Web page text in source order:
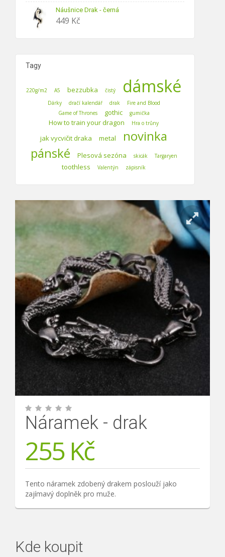
Náušnice Drak - černá
449 Kč
Tagy
220g/m2 A5 bezzubka čistý dámské
Dárky dračí kalendář drak
Fire and Blood
Game of Thrones
gothic gumička
How to train your dragon Hra o trůny
jak vycvičit draka metal
novinka
pánské
Plesová sezóna skicák Targaryen
toothless Valentýn zápisník
Náramek - drak
255Kč
Tento náramek zdobený drakem poslouží jako
zajímavý doplněk pro muže.
Kde koupit